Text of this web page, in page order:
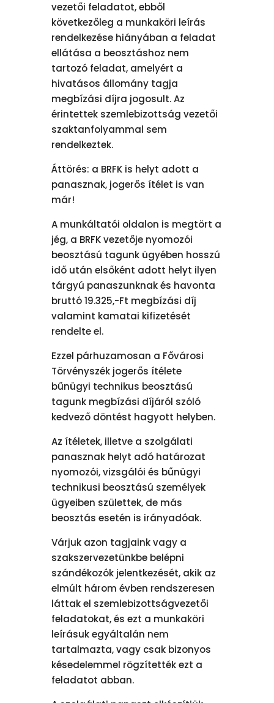
vezetői feladatot, ebből
következőleg a munkaköri leírás
rendelkezése hiányában a feladat
ellátása a beosztáshoz nem
tartozó feladat, amelyért a
hivatásos állomány tagja
megbízási díjra jogosult. Az
érintettek szemlebizottság vezetői
szaktanfolyammal sem
rendelkeztek.
Áttörés: a BRFK is helyt adott a
panasznak, jogerős ítélet is van
már!
A munkáltatói oldalon is megtört a
jég, a BRFK vezetője nyomozói
beosztású tagunk ügyében hosszú
idő után elsőként adott helyt ilyen
tárgyú panaszunknak és havonta
bruttó 19.325,-Ft megbízási díj
valamint kamatai kifizetését
rendelte el.
Ezzel párhuzamosan a Fővárosi
Törvényszék jogerős ítélete
bűnügyi technikus beosztású
tagunk megbízási díjáról szóló
kedvező döntést hagyott helyben.
Az ítéletek, illetve a szolgálati
panasznak helyt adó határozat
nyomozói, vizsgálói és bűnügyi
technikusi beosztású személyek
ügyeiben születtek, de más
beosztás esetén is irányadóak.
Várjuk azon tagjaink vagy a
szakszervezetünkbe belépni
szándékozók jelentkezését, akik az
elmúlt három évben rendszeresen
láttak el szemlebizottságvezetői
feladatokat, és ezt a munkaköri
leírásuk egyáltalán nem
tartalmazta, vagy csak bizonyos
késedelemmel rögzítették ezt a
feladatot abban.